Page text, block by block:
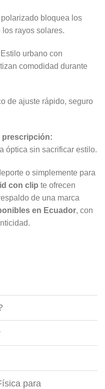
bloquea los
rayos solares.
Estilo urbano con
comodidad durante
de ajuste rápido, seguro
prescripción:
óptica sin sacrificar estilo.
o simplemente para
con clip te ofrecen
de una marca
en Ecuador, con
para